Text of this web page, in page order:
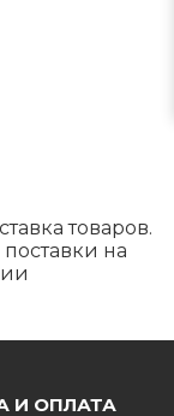
товаров.
на
И ОПЛАТА